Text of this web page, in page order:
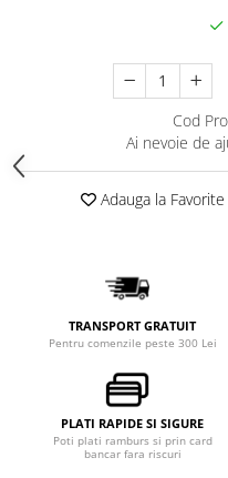
Cod
Ai nevoie de
Adauga la Favorite
TRANSPORT GRATUIT
Pentru comenzile peste 300 Lei
PLATI RAPIDE SI SIGURE
Poti plati ramburs si prin card
bancar fara riscuri